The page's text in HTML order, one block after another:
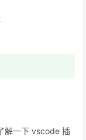
解一下 vscode 插